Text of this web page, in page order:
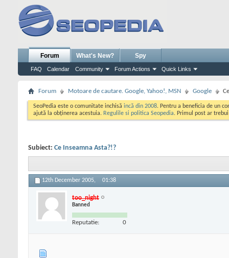
Forum
FAQ Calendar Community Forum Actions Quick Links
What's New? Spy
Forum Motoare de cautare. Google, Yahoo!, MSN Google
SeoPedia este o comunitate inchisă incă din 2008. Pentru a beneficia de un
ajută la obținerea acestuia. Regulile si politica Seopedia. Primul post ar
Subiect: Ce Inseamna Asta?!?
12th December 2005, 01:38
too_night
Banned
Reputatie: 0